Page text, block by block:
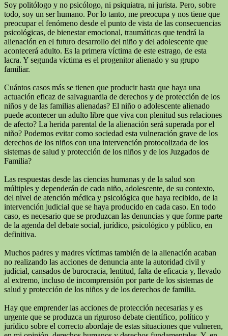
Soy politólogo y no psicólogo, ni psiquiatra, ni jurista. Pero, sobre
todo, soy un ser humano. Por lo tanto, me preocupa y nos tiene que
preocupar el fenómeno desde el punto de vista de las consecuencias
psicológicas, de bienestar emocional, traumáticas que tendrá la
alienación en el futuro desarrollo del niño y del adolescente que
acontecerá adulto. Es la primera víctima de este estrago, de esta
lacra. Y segunda víctima es el progenitor alienado y su grupo
familiar.
Cuántos casos más se tienen que producir hasta que haya una
actuación eficaz de salvaguardia de derechos y de protección de los
niños y de las familias alienadas? El niño o adolescente alienado
puede acontecer un adulto libre que viva con plenitud sus relaciones
de afecto? La herida parental de la alienación será superada por el
niño? Podemos evitar como sociedad esta vulneración grave de los
derechos de los niños con una intervención protocolizada de los
sistemas de salud y protección de los niños y de los Juzgados de
Familia?
Las respuestas desde las ciencias humanas y de la salud son
múltiples y dependerán de cada niño, adolescente, de su contexto,
del nivel de atención médica y psicológica que haya recibido, de la
intervención judicial que se haya producido en cada caso. En todo
caso, es necesario que se produzcan las denuncias y que forme parte
de la agenda del debate social, jurídico, psicológico y público, en
definitiva.
Muchos padres y madres víctimas también de la alienación acaban
no realizando las acciones de denuncia ante la autoridad civil y
judicial, cansados de burocracia, lentitud, falta de eficacia y, llevado
al extremo, incluso de incomprensión por parte de los sistemas de
salud y protección de los niños y de los derechos de familia.
Hay que emprender las acciones de protección necesarias y es
urgente que se produzca un riguroso debate científico, político y
jurídico sobre el correcto abordaje de estas situaciones que vulneren,